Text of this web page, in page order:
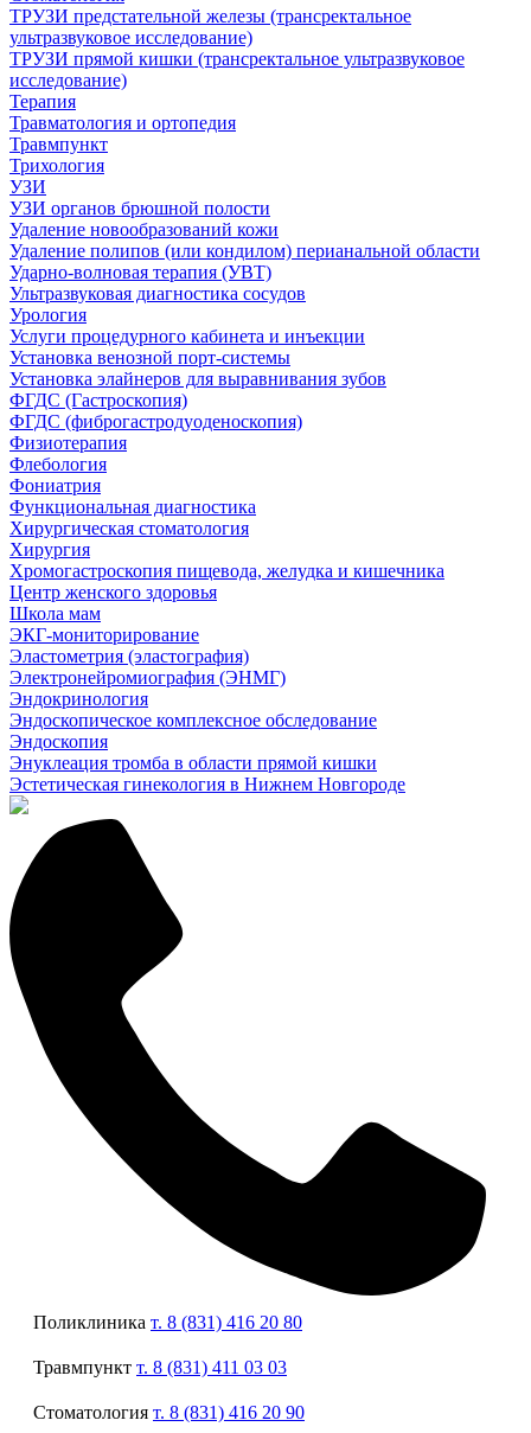
ТРУЗИ предстательной железы (трансректальное
ультразвуковое исследование)
ТРУЗИ прямой кишки (трансректальное ультразвуковое
исследование)
Терапия
Травматология и ортопедия
Травмпункт
Трихология
УЗИ
УЗИ органов брюшной полости
Удаление новообразований кожи
Удаление полипов (или кондилом) перианальной области
Ударно-волновая терапия (УВТ)
Ультразвуковая диагностика сосудов
Урология
Услуги процедурного кабинета и инъекции
Установка венозной порт-системы
Установка элайнеров для выравнивания зубов
ФГДС (Гастроскопия)
ФГДС (фиброгастродуоденоскопия)
Физиотерапия
Флебология
Фониатрия
Функциональная диагностика
Хирургическая стоматология
Хирургия
Хромогастроскопия пищевода, желудка и кишечника
Центр женского здоровья
Школа мам
ЭКГ-мониторирование
Эластометрия (эластография)
Электронейромиография (ЭНМГ)
Эндокринология
Эндоскопическое комплексное обследование
Эндоскопия
Энуклеация тромба в области прямой кишки
Эстетическая гинекология в Нижнем Новгороде
Поликлиника т. 8 (831) 416 20 80
Травмпункт т. 8 (831) 411 03 03
Стоматология т. 8 (831) 416 20 90